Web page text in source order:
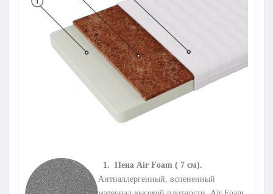
1. Пена Air Foam ( 7 см).
Антиаллергенный, вспененный